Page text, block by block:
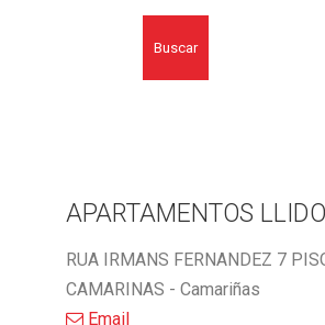
Buscar
APARTAMENTOS LLIDO
RUA IRMANS FERNANDEZ 7
CAMARINAS - Camariñas
Email